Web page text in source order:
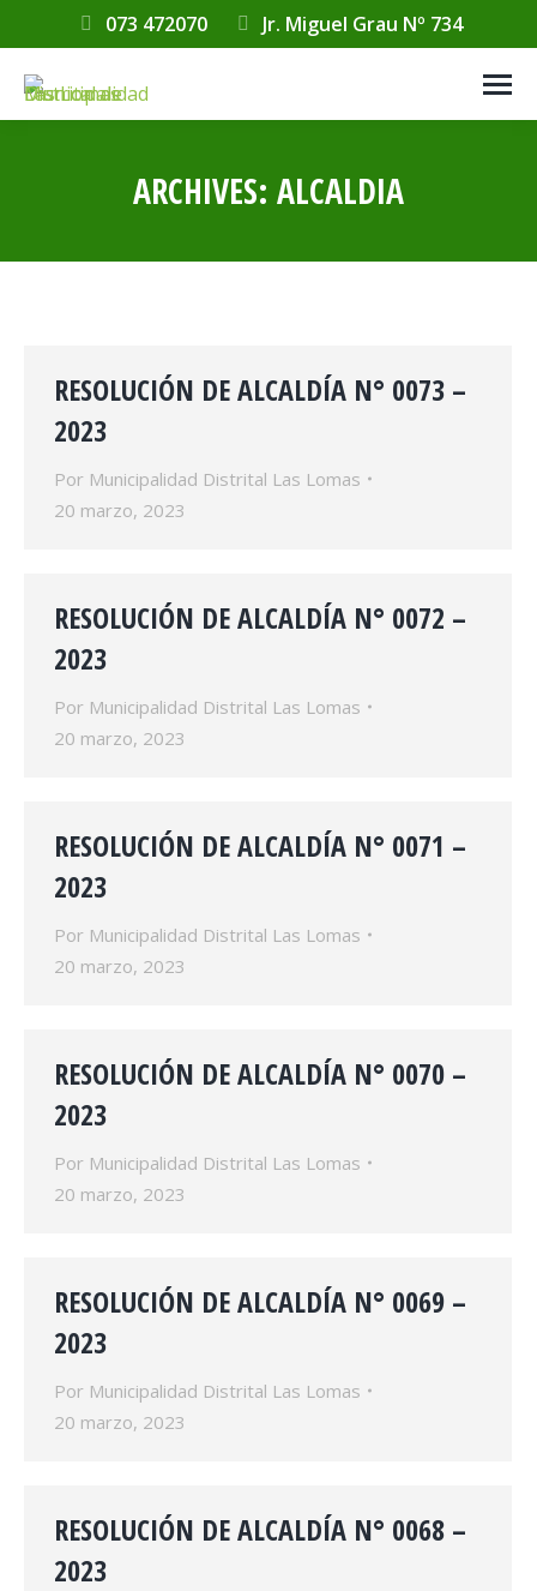
073 472070 Jr. Miguel Grau Nº 734
ARCHIVES: ALCALDIA
RESOLUCIÓN DE ALCALDÍA N° 0073 –
2023
Por Municipalidad Distrital Las Lomas
20 marzo, 2023
RESOLUCIÓN DE ALCALDÍA N° 0072 –
2023
Por Municipalidad Distrital Las Lomas
20 marzo, 2023
RESOLUCIÓN DE ALCALDÍA N° 0071 –
2023
Por Municipalidad Distrital Las Lomas
20 marzo, 2023
RESOLUCIÓN DE ALCALDÍA N° 0070 –
2023
Por Municipalidad Distrital Las Lomas
20 marzo, 2023
RESOLUCIÓN DE ALCALDÍA N° 0069 –
2023
Por Municipalidad Distrital Las Lomas
20 marzo, 2023
RESOLUCIÓN DE ALCALDÍA N° 0068 –
2023